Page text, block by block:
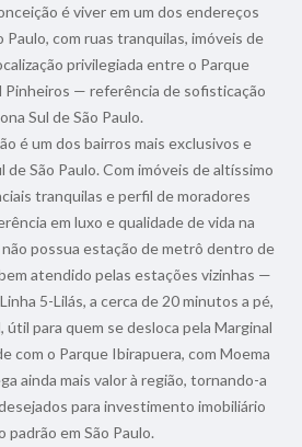
é viver em um dos endereços
Paulo, com ruas tranquilas, imóveis de
privilegiada entre o Parque
Pinheiros — referência de sofisticação
Sul de São Paulo.
é um dos bairros mais exclusivos e
de São Paulo. Com imóveis de altíssimo
tranquilas e perfil de moradores
em luxo e qualidade de vida na
possua estação de metrô dentro de
atendido pelas estações vizinhas —
5-Lilás, a cerca de 20 minutos a pé,
útil para quem se desloca pela Marginal
com o Parque Ibirapuera, com Moema
ainda mais valor à região, tornando-a
para investimento imobiliário
padrão em São Paulo.